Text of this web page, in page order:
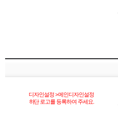
디자인설정 > 메인디자인설정
하단 로고를 등록하여 주세요.